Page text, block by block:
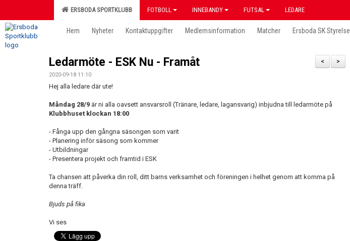
ERSBODA SPORTKLUBB FOTBOLL INNEBANDY FUTSAL LEDARE
Hem Nyheter Kontaktuppgifter Medlemsinformation Matcher Ersboda SK Styrelse
>
<
Ledarmöte - ESK Nu - Framåt
2020-09-18 11:10
Hej alla ledare där ute!
Måndag 28/9 är ni alla oavsett ansvarsroll (Tränare, ledare, lagansvarig) inbjudna till ledarmöte på
Klubbhuset klockan 18:00
- Fånga upp den gångna säsongen som varit
- Planering inför säsong som kommer
- Utbildningar
- Presentera projekt och framtid i ESK
Ta chansen att påverka din roll, ditt barns verksamhet och föreningen i helhet genom att komma på
denna träff.
Bjuds på fika
Vi ses